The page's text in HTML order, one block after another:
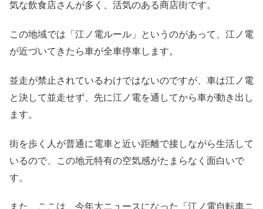
気な飲食店さんが多く、活気のある商店街です。
この地域では「江ノ電ルール」というのがあって、江ノ電
が近づいてきたら車が全車停車します。
並走が禁止されているわけではないのですが、車は江ノ電
と決して並走せず、先に江ノ電を通してから車が動き出し
ます。
街を歩く人が普通に電車と近い距離で接しながら生活して
いるので、この地元特有の空気感がたまらなく面白いで
す。
また、ここは、今年大ニュースになった「江ノ電自転車ニ